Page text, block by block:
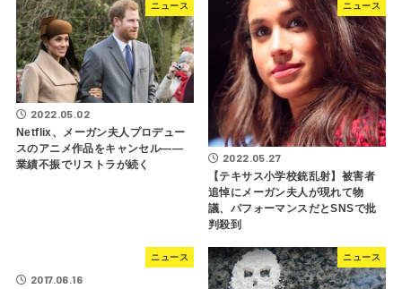
ニュース
2022.05.02
Netflix、メーガン夫人プロデュー
スのアニメ作品をキャンセル――
業績不振でリストラが続く
ニュース
2022.05.27
【テキサス小学校銃乱射】被害者
追悼にメーガン夫人が現れて物
議、パフォーマンスだとSNSで批
判殺到
ニュース
2017.06.16
ニュース